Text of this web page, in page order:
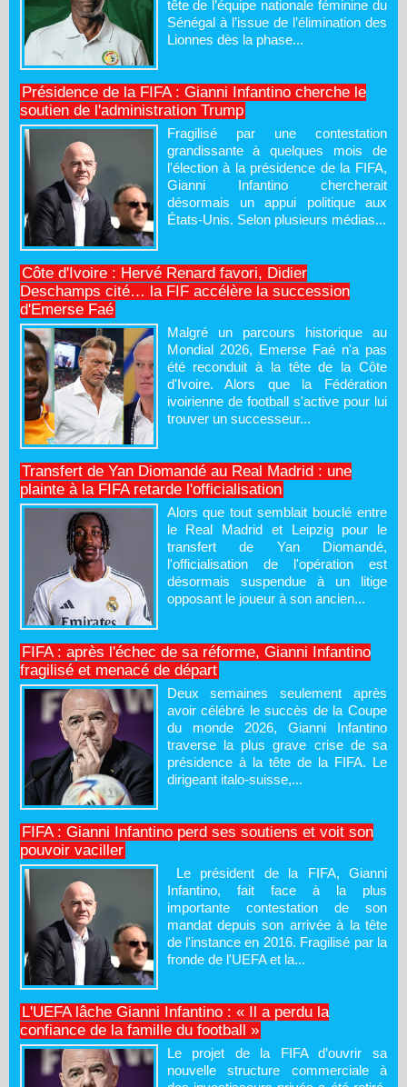
tête de l’équipe nationale féminine du
Sénégal à l’issue de l’élimination des
Lionnes dès la phase...
Présidence de la FIFA : Gianni Infantino cherche le
soutien de l'administration Trump
Fragilisé par une contestation
grandissante à quelques mois de
l'élection à la présidence de la FIFA,
Gianni Infantino chercherait
désormais un appui politique aux
États-Unis. Selon plusieurs médias...
Côte d'Ivoire : Hervé Renard favori, Didier
Deschamps cité… la FIF accélère la succession
d'Emerse Faé
Malgré un parcours historique au
Mondial 2026, Emerse Faé n'a pas
été reconduit à la tête de la Côte
d'Ivoire. Alors que la Fédération
ivoirienne de football s'active pour lui
trouver un successeur...
Transfert de Yan Diomandé au Real Madrid : une
plainte à la FIFA retarde l'officialisation
Alors que tout semblait bouclé entre
le Real Madrid et Leipzig pour le
transfert de Yan Diomandé,
l'officialisation de l'opération est
désormais suspendue à un litige
opposant le joueur à son ancien...
FIFA : après l'échec de sa réforme, Gianni Infantino
fragilisé et menacé de départ
Deux semaines seulement après
avoir célébré le succès de la Coupe
du monde 2026, Gianni Infantino
traverse la plus grave crise de sa
présidence à la tête de la FIFA. Le
dirigeant italo-suisse,...
FIFA : Gianni Infantino perd ses soutiens et voit son
pouvoir vaciller
Le président de la FIFA, Gianni
Infantino, fait face à la plus
importante contestation de son
mandat depuis son arrivée à la tête
de l'instance en 2016. Fragilisé par la
fronde de l'UEFA et la...
L'UEFA lâche Gianni Infantino : « Il a perdu la
confiance de la famille du football »
Le projet de la FIFA d’ouvrir sa
nouvelle structure commerciale à